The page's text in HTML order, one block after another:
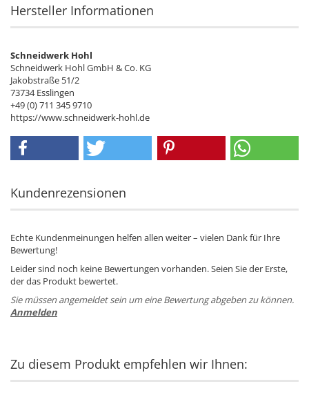
Hersteller Informationen
Schneidwerk Hohl
Schneidwerk Hohl GmbH & Co. KG
Jakobstraße 51/2
73734 Esslingen
+49 (0) 711 345 9710
https://www.schneidwerk-hohl.de
Kundenrezensionen
Echte Kundenmeinungen helfen allen weiter – vielen Dank für Ihre
Bewertung!
Leider sind noch keine Bewertungen vorhanden. Seien Sie der Erste,
der das Produkt bewertet.
Sie müssen angemeldet sein um eine Bewertung abgeben zu können.
Anmelden
Zu diesem Produkt empfehlen wir Ihnen: